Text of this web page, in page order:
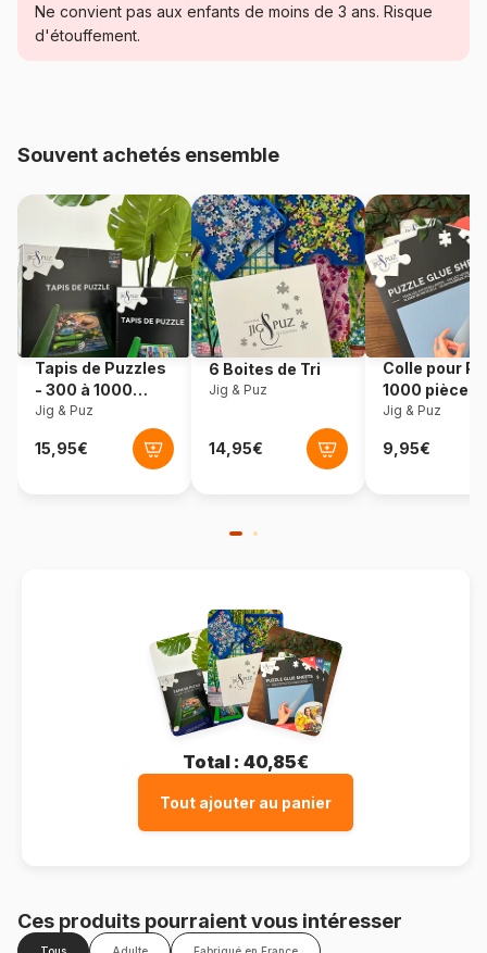
Catégorie Puzzles - Villes et Villages
Référence Larsen-KH17-SL
EAN 7023850225174
Nombre de pièces 65 pièces
Dimensions 37 x 29 cm
Ne convient pas aux enfants de moins de 3 ans. Risque
d'étouffement.
Souvent achetés ensemble
Tapis de Puzzles
- 300 à 1000
pièces
Jig & Puz
6 Boites de Tri
Jig & Puz
Colle pour
1000 pièces
Jig & Puz
Total : 40,85€
Tout ajouter au panier
Ces produits pourraient vous intéresser